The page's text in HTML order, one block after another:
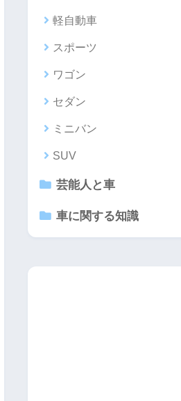
軽自動車
スポーツ
ワゴン
セダン
ミニバン
SUV
芸能人と車
車に関する知識